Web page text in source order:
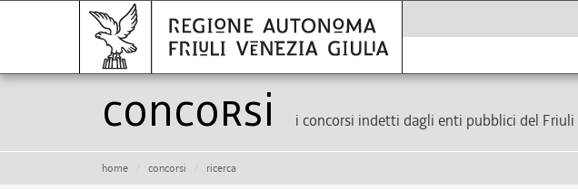
Concorsi i concorsi indetti dagli enti pubblici del Friuli
home concorsi ricerca